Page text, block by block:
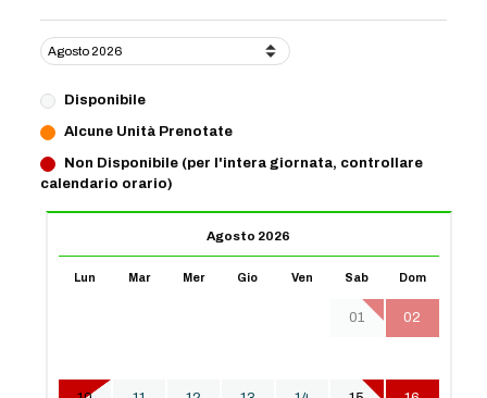
Disponibile
Alcune Unità Prenotate
Non Disponibile (per l'intera giornata, controllare
calendario orario)
Agosto 2026
Lun Mar Mer Gio Ven Sab Dom
01 02